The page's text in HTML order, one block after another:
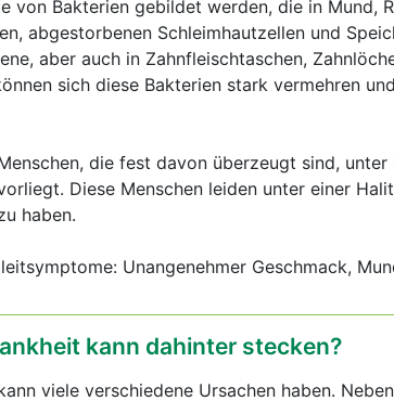
von Bakterien gebildet werden, die in Mund,
abgestorbenen Schleimhautzellen und
aber auch in Zahnfleischtaschen,
sich diese Bakterien stark vermehren
die fest davon überzeugt sind,
Diese Menschen leiden unter einer
haben.
Unangenehmer Geschmack,
kann dahinter stecken?
viele verschiedene Ursachen haben.